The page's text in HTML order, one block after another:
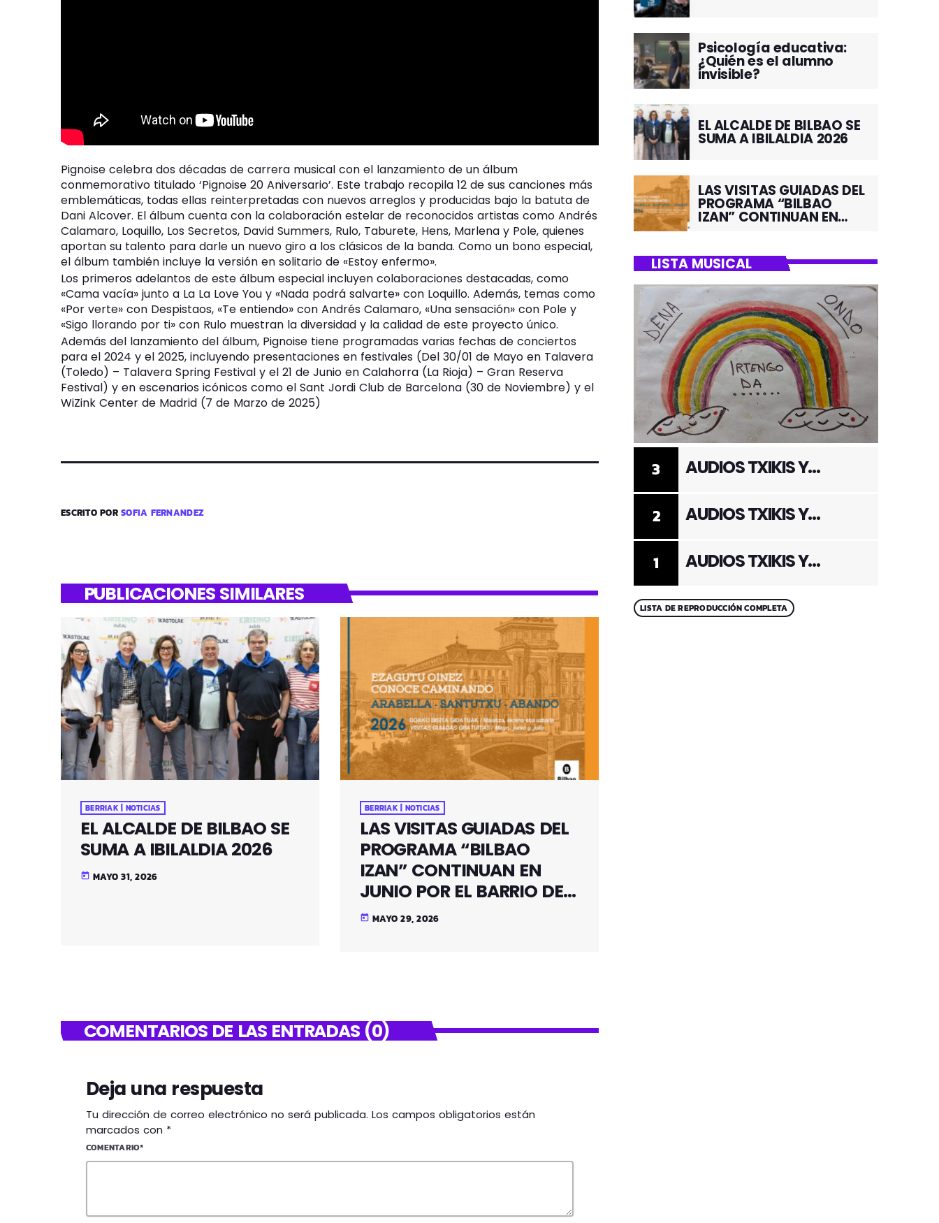
Pignoise celebra dos décadas de carrera musical con el lanzamiento de un álbum
conmemorativo titulado ‘Pignoise 20 Aniversario’. Este trabajo recopila 12 de sus canciones más
emblemáticas, todas ellas reinterpretadas con nuevos arreglos y producidas bajo la batuta de
Dani Alcover. El álbum cuenta con la colaboración estelar de reconocidos artistas como Andrés
Calamaro, Loquillo, Los Secretos, David Summers, Rulo, Taburete, Hens, Marlena y Pole, quienes
aportan su talento para darle un nuevo giro a los clásicos de la banda. Como un bono especial,
el álbum también incluye la versión en solitario de «Estoy enfermo».
Los primeros adelantos de este álbum especial incluyen colaboraciones destacadas, como
«Cama vacía» junto a La La Love You y «Nada podrá salvarte» con Loquillo. Además, temas como
«Por verte» con Despistaos, «Te entiendo» con Andrés Calamaro, «Una sensación» con Pole y
«Sigo llorando por ti» con Rulo muestran la diversidad y la calidad de este proyecto único.
Además del lanzamiento del álbum, Pignoise tiene programadas varias fechas de conciertos
para el 2024 y el 2025, incluyendo presentaciones en festivales (Del 30/01 de Mayo en Talavera
(Toledo) – Talavera Spring Festival y el 21 de Junio en Calahorra (La Rioja) – Gran Reserva
Festival) y en escenarios icónicos como el Sant Jordi Club de Barcelona (30 de Noviembre) y el
WiZink Center de Madrid (7 de Marzo de 2025)
ESCRITO PORSOFIA FERNANDEZ
PUBLICACIONES SIMILARES
BERRIAK | NOTICIAS
EL ALCALDE DE BILBAO SE
SUMA A IBILALDIA 2026
today MAYO 31, 2026
BERRIAK | NOTICIAS
LAS VISITAS GUIADAS DEL
PROGRAMA “BILBAO
IZAN” CONTINUAN EN
JUNIO POR EL BARRIO DE
SANTUTXU
today MAYO 29, 2026
COMENTARIOS DE LAS ENTRADAS (0)
Deja una respuesta
Tu dirección de correo electrónico no será publicada. Los campos obligatorios están
marcados con *
COMENTARIO*
Psicología educativa:
¿Quién es el alumno
invisible?
EL ALCALDE DE BILBAO SE
SUMA A IBILALDIA 2026
LAS VISITAS GUIADAS DEL
PROGRAMA “BILBAO
IZAN” CONTINUAN EN
LISTA MUSICAL
1 AUDIOS TXIKIS Y
2 AUDIOS TXIKIS Y
3 AUDIOS TXIKIS Y
LISTA DE REPRODUCCIÓN COMPLETA